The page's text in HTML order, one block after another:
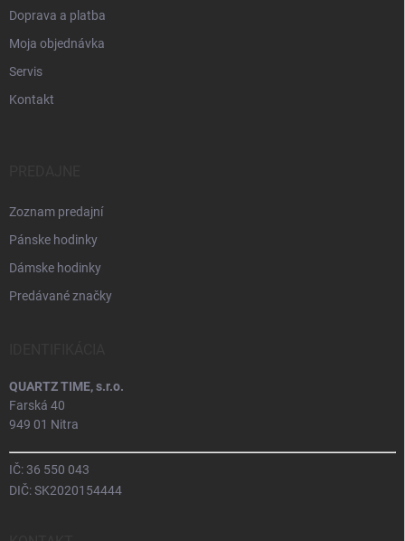
Doprava a platba
Moja objednávka
Servis
Kontakt
Zoznam predajní
Pánske hodinky
Dámske hodinky
Predávané značky
QUARTZ TIME, s.r.o.
Farská 40
949 01 Nitra
IČ: 36 550 043
DIČ: SK2020154444